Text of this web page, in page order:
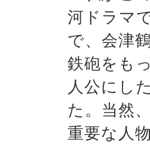
河ドラマ
で、会津
鉄砲をも
人公にし
た。当然
重要な人